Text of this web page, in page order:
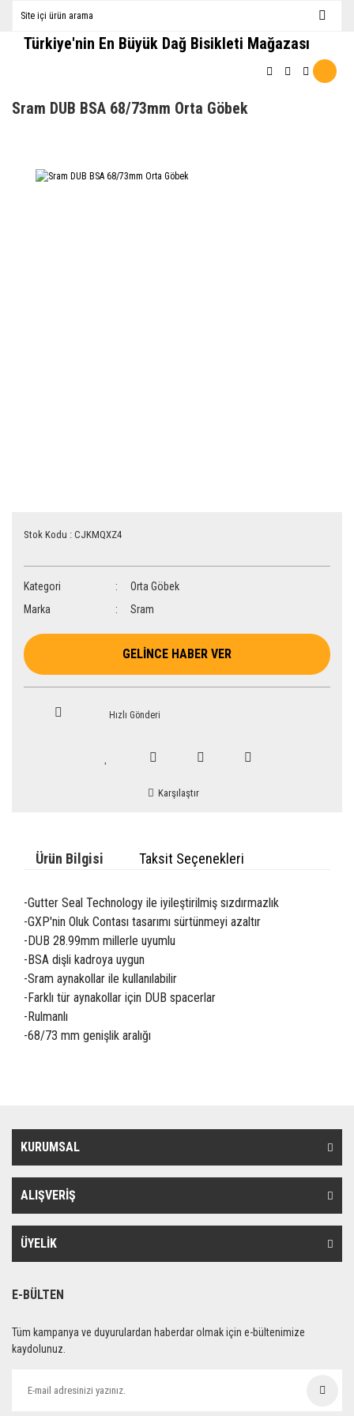
Türkiye'nin En Büyük Dağ Bisikleti Mağazası
Sram DUB BSA 68/73mm Orta Göbek
Stok Kodu : CJKMQXZ4
Kategori
Orta Göbek
Marka
Sram
GELİNCE HABER VER
Hızlı Gönderi
Karşılaştır
Ürün Bilgisi Taksit Seçenekleri
-Gutter Seal Technology ile iyileştirilmiş sızdırmazlık
-GXP'nin Oluk Contası tasarımı sürtünmeyi azaltır
-DUB 28.99mm millerle uyumlu
-BSA dişli kadroya uygun
-Sram aynakollar ile kullanılabilir
-Farklı tür aynakollar için DUB spacerlar
-Rulmanlı
-68/73 mm genişlik aralığı
KURUMSAL
ALIŞVERİŞ
ÜYELİK
E-BÜLTEN
Tüm kampanya ve duyurulardan haberdar olmak için e-bültenimize
kaydolunuz.